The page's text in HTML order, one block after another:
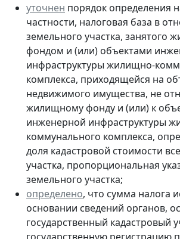
уточнен порядок определения
частности, налоговая база в
земельного участка, занятого
фондом и (или) объектами
инфраструктуры жилищно-
комплекса, приходящейся на
недвижимого имущества, не
жилищному фонду и (или) к
инженерной инфраструктуры
коммунального комплекса,
доля кадастровой стоимости
участка, пропорциональная
земельного участка;
определено, что сумма налога
основании сведений органов,
государственный кадастровый